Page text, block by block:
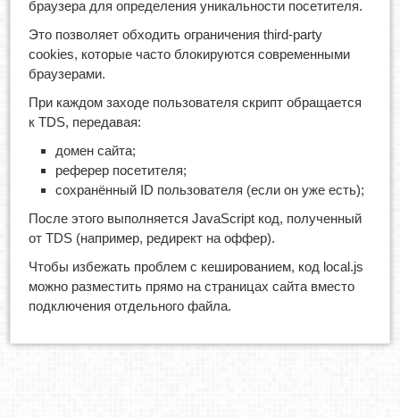
браузера для определения уникальности посетителя.
Это позволяет обходить ограничения third-party
cookies, которые часто блокируются современными
браузерами.
При каждом заходе пользователя скрипт обращается
к TDS, передавая:
домен сайта;
реферер посетителя;
сохранённый ID пользователя (если он уже есть);
После этого выполняется JavaScript код, полученный
от TDS (например, редирект на оффер).
Чтобы избежать проблем с кешированием, код local.js
можно разместить прямо на страницах сайта вместо
подключения отдельного файла.